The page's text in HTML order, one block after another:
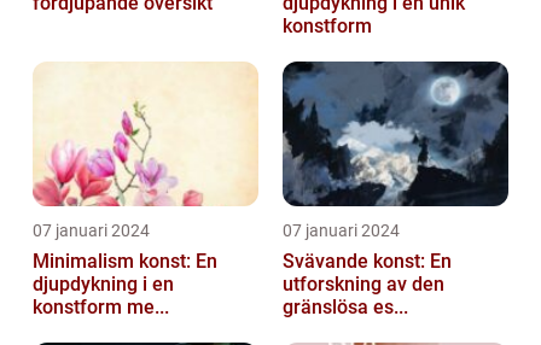
konstform
07 januari 2024
Minimalism konst: En
djupdykning i en
konstform me...
07 januari 2024
Svävande konst: En
utforskning av den
gränslösa es...